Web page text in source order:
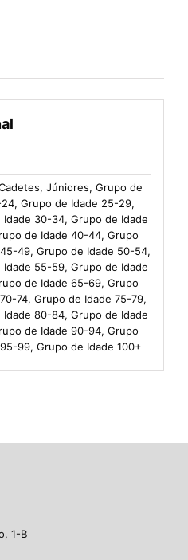
Júniores, Grupo de
Grupo de Idade 25-29,
Idade 30-34, Grupo de Idade
de Idade 40-44, Grupo
49, Grupo de Idade 50-54,
Idade 55-59, Grupo de Idade
de Idade 65-69, Grupo
74, Grupo de Idade 75-79,
Idade 80-84, Grupo de Idade
de Idade 90-94, Grupo
99, Grupo de Idade 100+
1-B